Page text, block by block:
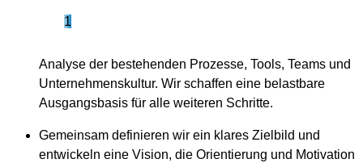
1
Analyse der bestehenden Prozesse, Tools, Teams und
Unternehmenskultur. Wir schaffen eine belastbare
Ausgangsbasis für alle weiteren Schritte.
Gemeinsam definieren wir ein klares Zielbild und
entwickeln eine Vision, die Orientierung und Motivation